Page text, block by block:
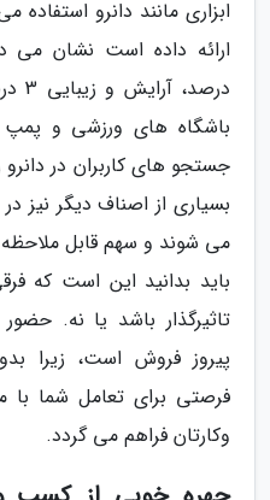
ابزاری مانند دانرو استفاده
جستجو های کاربران در
بسیاری از اصناف دیگر نیز
می شوند و سهم قابل ملاحظه
باید بدانید این است که
تاثیرگذار باشد یا نه.
پیروز فروش است، زیرا
فرصتی برای تعامل شما
وکارتان فراهم می گردد.